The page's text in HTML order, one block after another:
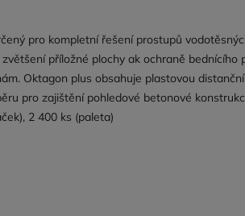
pro kompletní řešení prostupů
příložné plochy ak ochraně
Oktagon plus obsahuje plastovou
pro zajištění pohledové betonové
2 400 ks (paleta)